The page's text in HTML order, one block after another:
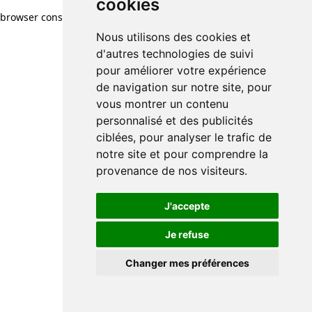
cookies
Nous utilisons des cookies et
d'autres technologies de suivi
pour améliorer votre expérience
de navigation sur notre site, pour
vous montrer un contenu
personnalisé et des publicités
ciblées, pour analyser le trafic de
notre site et pour comprendre la
provenance de nos visiteurs.
J'accepte
Je refuse
Changer mes préférences
browser console for more information)